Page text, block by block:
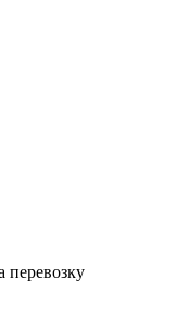
перевозку